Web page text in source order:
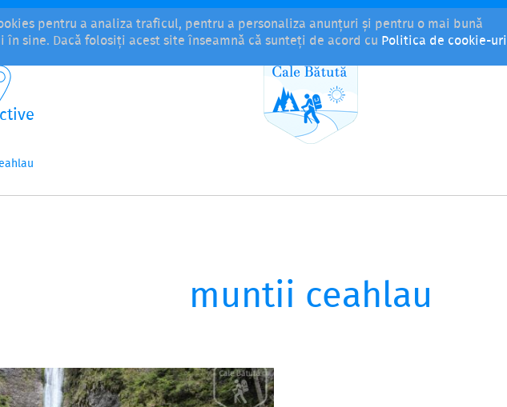
pentru a analiza traficul, pentru a personaliza anunțuri și pentru o mai bună
sine. Dacă folosiți acest site înseamnă că sunteți de acord cu Politica de cookie-uri
muntii ceahlau